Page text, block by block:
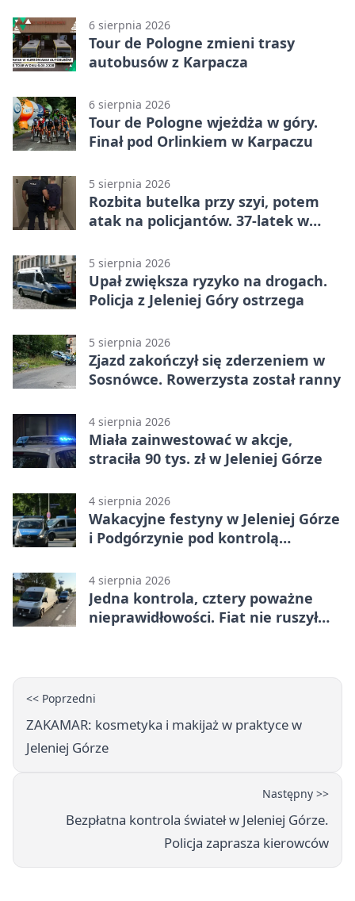
6 sierpnia 2026
Tour de Pologne zmieni trasy
autobusów z Karpacza
6 sierpnia 2026
Tour de Pologne wjeżdża w góry.
Finał pod Orlinkiem w Karpaczu
5 sierpnia 2026
Rozbita butelka przy szyi, potem
atak na policjantów. 37-latek w
5 sierpnia 2026
Upał zwiększa ryzyko na drogach.
Policja z Jeleniej Góry ostrzega
5 sierpnia 2026
Zjazd zakończył się zderzeniem w
Sosnówce. Rowerzysta został ranny
4 sierpnia 2026
Miała zainwestować w akcje,
straciła 90 tys. zł w Jeleniej Górze
4 sierpnia 2026
Wakacyjne festyny w Jeleniej Górze
i Podgórzynie pod kontrolą
4 sierpnia 2026
Jedna kontrola, cztery poważne
nieprawidłowości. Fiat nie ruszył
<< Poprzedni
ZAKAMAR: kosmetyka i makijaż w praktyce w
Jeleniej Górze
Następny >>
Bezpłatna kontrola świateł w Jeleniej Górze.
Policja zaprasza kierowców